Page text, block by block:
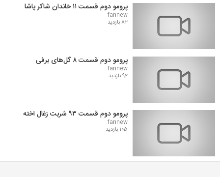
پرومو دوم قسمت ۱۱ خاندان شاکر پاشا
fannew
82 بازدید
پرومو دوم قسمت ۸ گل‌های برفی
fannew
92 بازدید
پرومو دوم قسمت ۹۳ شربت زغال اخته
fannew
105 بازدید